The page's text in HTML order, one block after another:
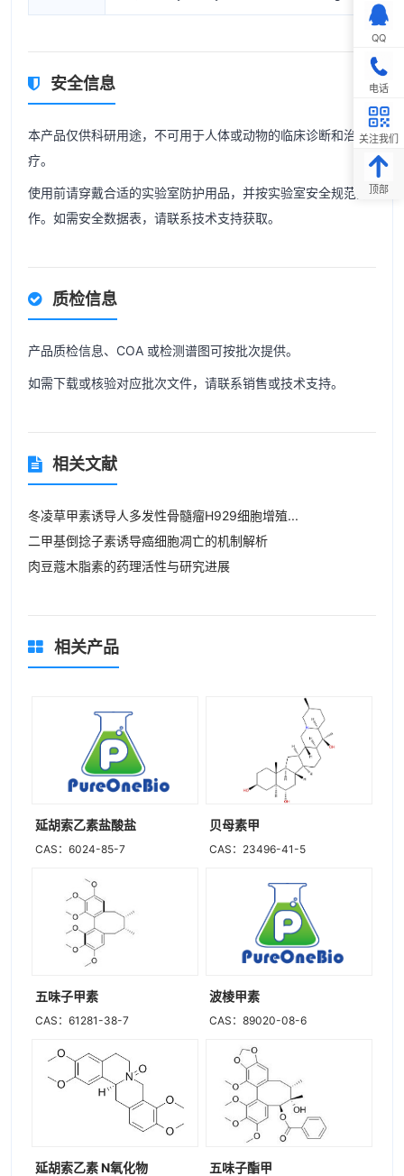
安全信息
本产品仅供科研用途，不可用于人体或动物的临床诊断和治
疗。
使用前请穿戴合适的实验室防护用品，并按实验室安全规范操
作。如需安全数据表，请联系技术支持获取。
质检信息
产品质检信息、COA 或检测谱图可按批次提供。
如需下载或核验对应批次文件，请联系销售或技术支持。
相关文献
冬凌草甲素诱导人多发性骨髓瘤H929细胞增殖...
二甲基倒捻子素诱导癌细胞凋亡的机制解析
肉豆蔻木脂素的药理活性与研究进展
相关产品
延胡索乙素盐酸盐
CAS：6024-85-7
贝母素甲
CAS：23496-41-5
五味子甲素
CAS：61281-38-7
波棱甲素
CAS：89020-08-6
延胡索乙素 N氧化物 五味子酯甲
QQ
电话
关注我们
顶部